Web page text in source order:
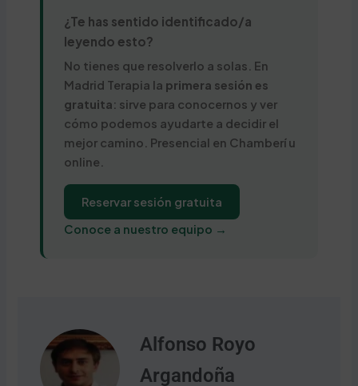
¿Te has sentido identificado/a
leyendo esto?
No tienes que resolverlo a solas. En
Madrid Terapia la primera sesión es
gratuita: sirve para conocernos y ver
cómo podemos ayudarte a decidir el
mejor camino. Presencial en Chamberí u
online.
Reservar sesión gratuita
Conoce a nuestro equipo →
Alfonso Royo
Argandoña